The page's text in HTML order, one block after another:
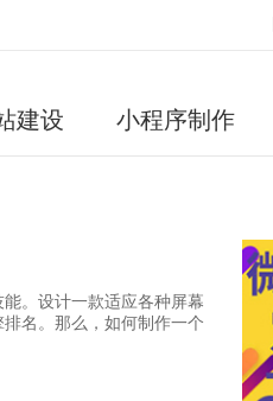
建设 小程序制作
。设计一款适应各种屏幕
名。那么，如何制作一个